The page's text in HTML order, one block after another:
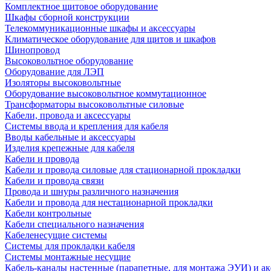
Комплектное щитовое оборудование
Шкафы сборной конструкции
Телекоммуникационные шкафы и аксессуары
Климатическое оборудование для щитов и шкафов
Шинопровод
Высоковольтное оборудование
Оборудование для ЛЭП
Изоляторы высоковольтные
Оборудование высоковольтное коммутационное
Трансформаторы высоковольтные силовые
Кабели, провода и аксессуары
Системы ввода и крепления для кабеля
Вводы кабельные и аксессуары
Изделия крепежные для кабеля
Кабели и провода
Кабели и провода силовые для стационарной прокладки
Кабели и провода связи
Провода и шнуры различного назначения
Кабели и провода для нестационарной прокладки
Кабели контрольные
Кабели специального назначения
Кабеленесущие системы
Системы для прокладки кабеля
Системы монтажные несущие
Кабель-каналы настенные (парапетные, для монтажа ЭУИ) и